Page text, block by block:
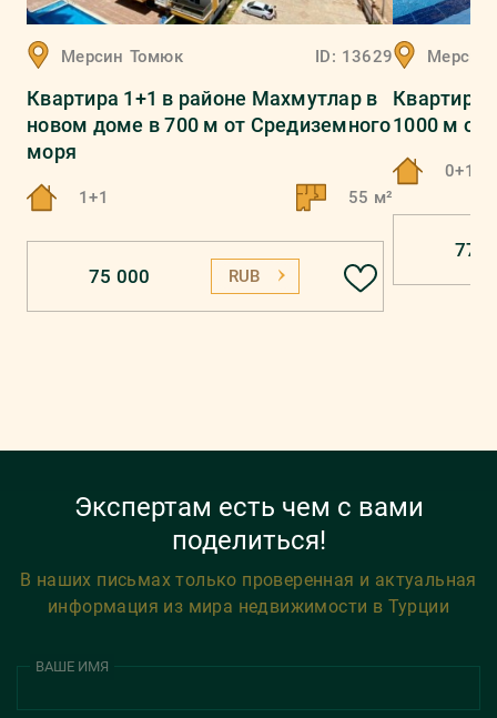
Мерсин Томюк ID: 13629
Квартира 1+1 в районе Махмутлар в
новом доме в 700 м от Средиземного
моря
1+1 55 м²
75 000 RUB
Мерсин
Квартира
1000 м от
0+1
77
Экспертам есть чем с вами
поделиться!
В наших письмах только проверенная и актуальная
информация из мира недвижимости в Турции
ВАШЕ ИМЯ